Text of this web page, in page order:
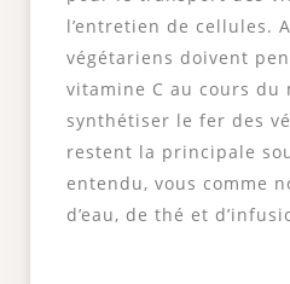
l’entretien de cellules.
végétariens doivent
vitamine C au cours du
synthétiser le fer des
restent la principale
entendu, vous comme
d’eau, de thé et